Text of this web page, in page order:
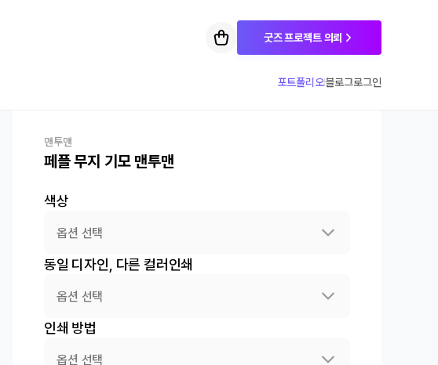
굿즈 프로젝트 의뢰
포트폴리오블로그로그인
맨투맨
페플 무지 기모 맨투맨
색상
옵션 선택
동일 디자인, 다른 컬러인쇄
옵션 선택
인쇄 방법
옵션 선택